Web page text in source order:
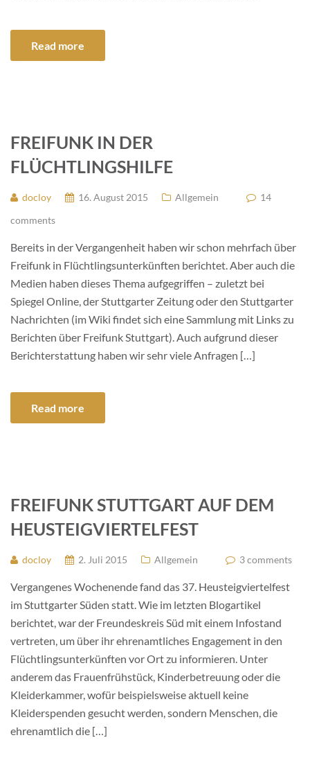
Read more
FREIFUNK IN DER
FLÜCHTLINGSHILFE
docloy 16. August 2015 Allgemein
14
comments
Bereits in der Vergangenheit haben wir schon mehrfach über
Freifunk in Flüchtlingsunterkünften berichtet. Aber auch die
Medien haben dieses Thema aufgegriffen – zuletzt bei
Spiegel Online, der Stuttgarter Zeitung oder den Stuttgarter
Nachrichten (im Wiki findet sich eine Sammlung mit Links zu
Berichten über Freifunk Stuttgart). Auch aufgrund dieser
Berichterstattung haben wir sehr viele Anfragen […]
Read more
FREIFUNK STUTTGART AUF DEM
HEUSTEIGVIERTELFEST
docloy 2. Juli 2015 Allgemein 3 comments
Vergangenes Wochenende fand das 37. Heusteigviertelfest
im Stuttgarter Süden statt. Wie im letzten Blogartikel
berichtet, war der Freundeskreis Süd mit einem Infostand
vertreten, um über ihr ehrenamtliches Engagement in den
Flüchtlingsunterkünften vor Ort zu informieren. Unter
anderem das Frauenfrühstück, Kinderbetreuung oder die
Kleiderkammer, wofür beispielsweise aktuell keine
Kleiderspenden gesucht werden, sondern Menschen, die
ehrenamtlich die […]